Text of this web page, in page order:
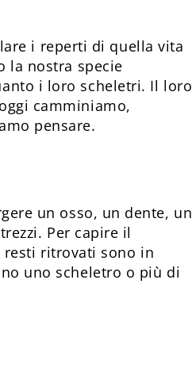
i reperti di quella vita
la nostra specie
i loro scheletri. Il loro
camminiamo,
pensare.
un osso, un dente, un
Per capire il
resti ritrovati sono in
uno scheletro o più di